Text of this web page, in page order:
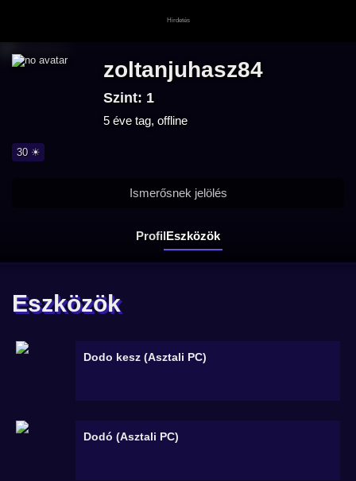
zoltanjuhasz84
Szint: 1
5 éve tag, offline
30 ☀
ProfilEszközök
Ismerősnek jelölés
Eszközök
Dodo kesz (Asztali PC)
Dodó (Asztali PC)